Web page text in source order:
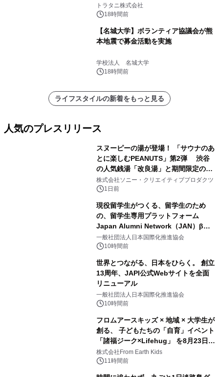
説
トラタニ株式会社
18時間前
【名城大学】ボランティア協議会が熊
本地震で募金活動を実施
学校法人 名城大学
18時間前
ライフスタイルの新着をもっと見る
人気のプレスリリース
スヌーピーの湯が登場！ 「サウナのあ
とに楽しむPEANUTS」第2弾 渋谷
の人気銭湯「改良湯」と期間限定のコ
ラボレーション サウナイキタイコラ
ボグッズも発売決定！
株式会社ソニー・クリエイティブプロダクツ
1日前
現役留学生がつくる、留学生のため
の、留学生専用プラットフォーム
Japan Alumni Network（JAN）β版
をリリース
一般社団法人日本国際化推進協会
10時間前
世界とつながる、日本をひらく。 創立
13周年、JAPI公式Webサイトを全面
リニューアル
一般社団法人日本国際化推進協会
10時間前
フロムアースキッズ × 地域 × 大学生が
創る、 子どもたちの「自育」イベント
「諸福ジーク×Lifehug」 を8月23日
(日)開催
株式会社From Earth Kids
11時間前